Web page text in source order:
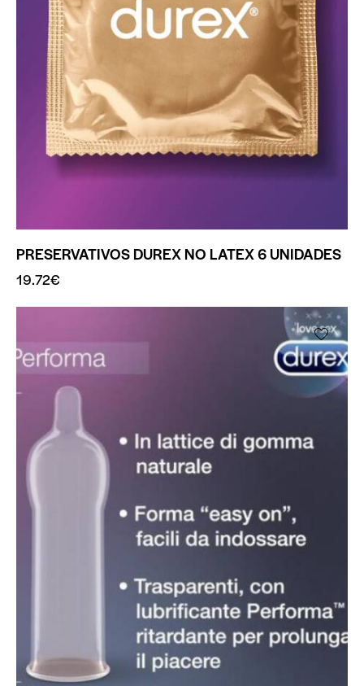
PRESERVATIVOS DUREX NO LATEX 6 UNIDADES
19.72€